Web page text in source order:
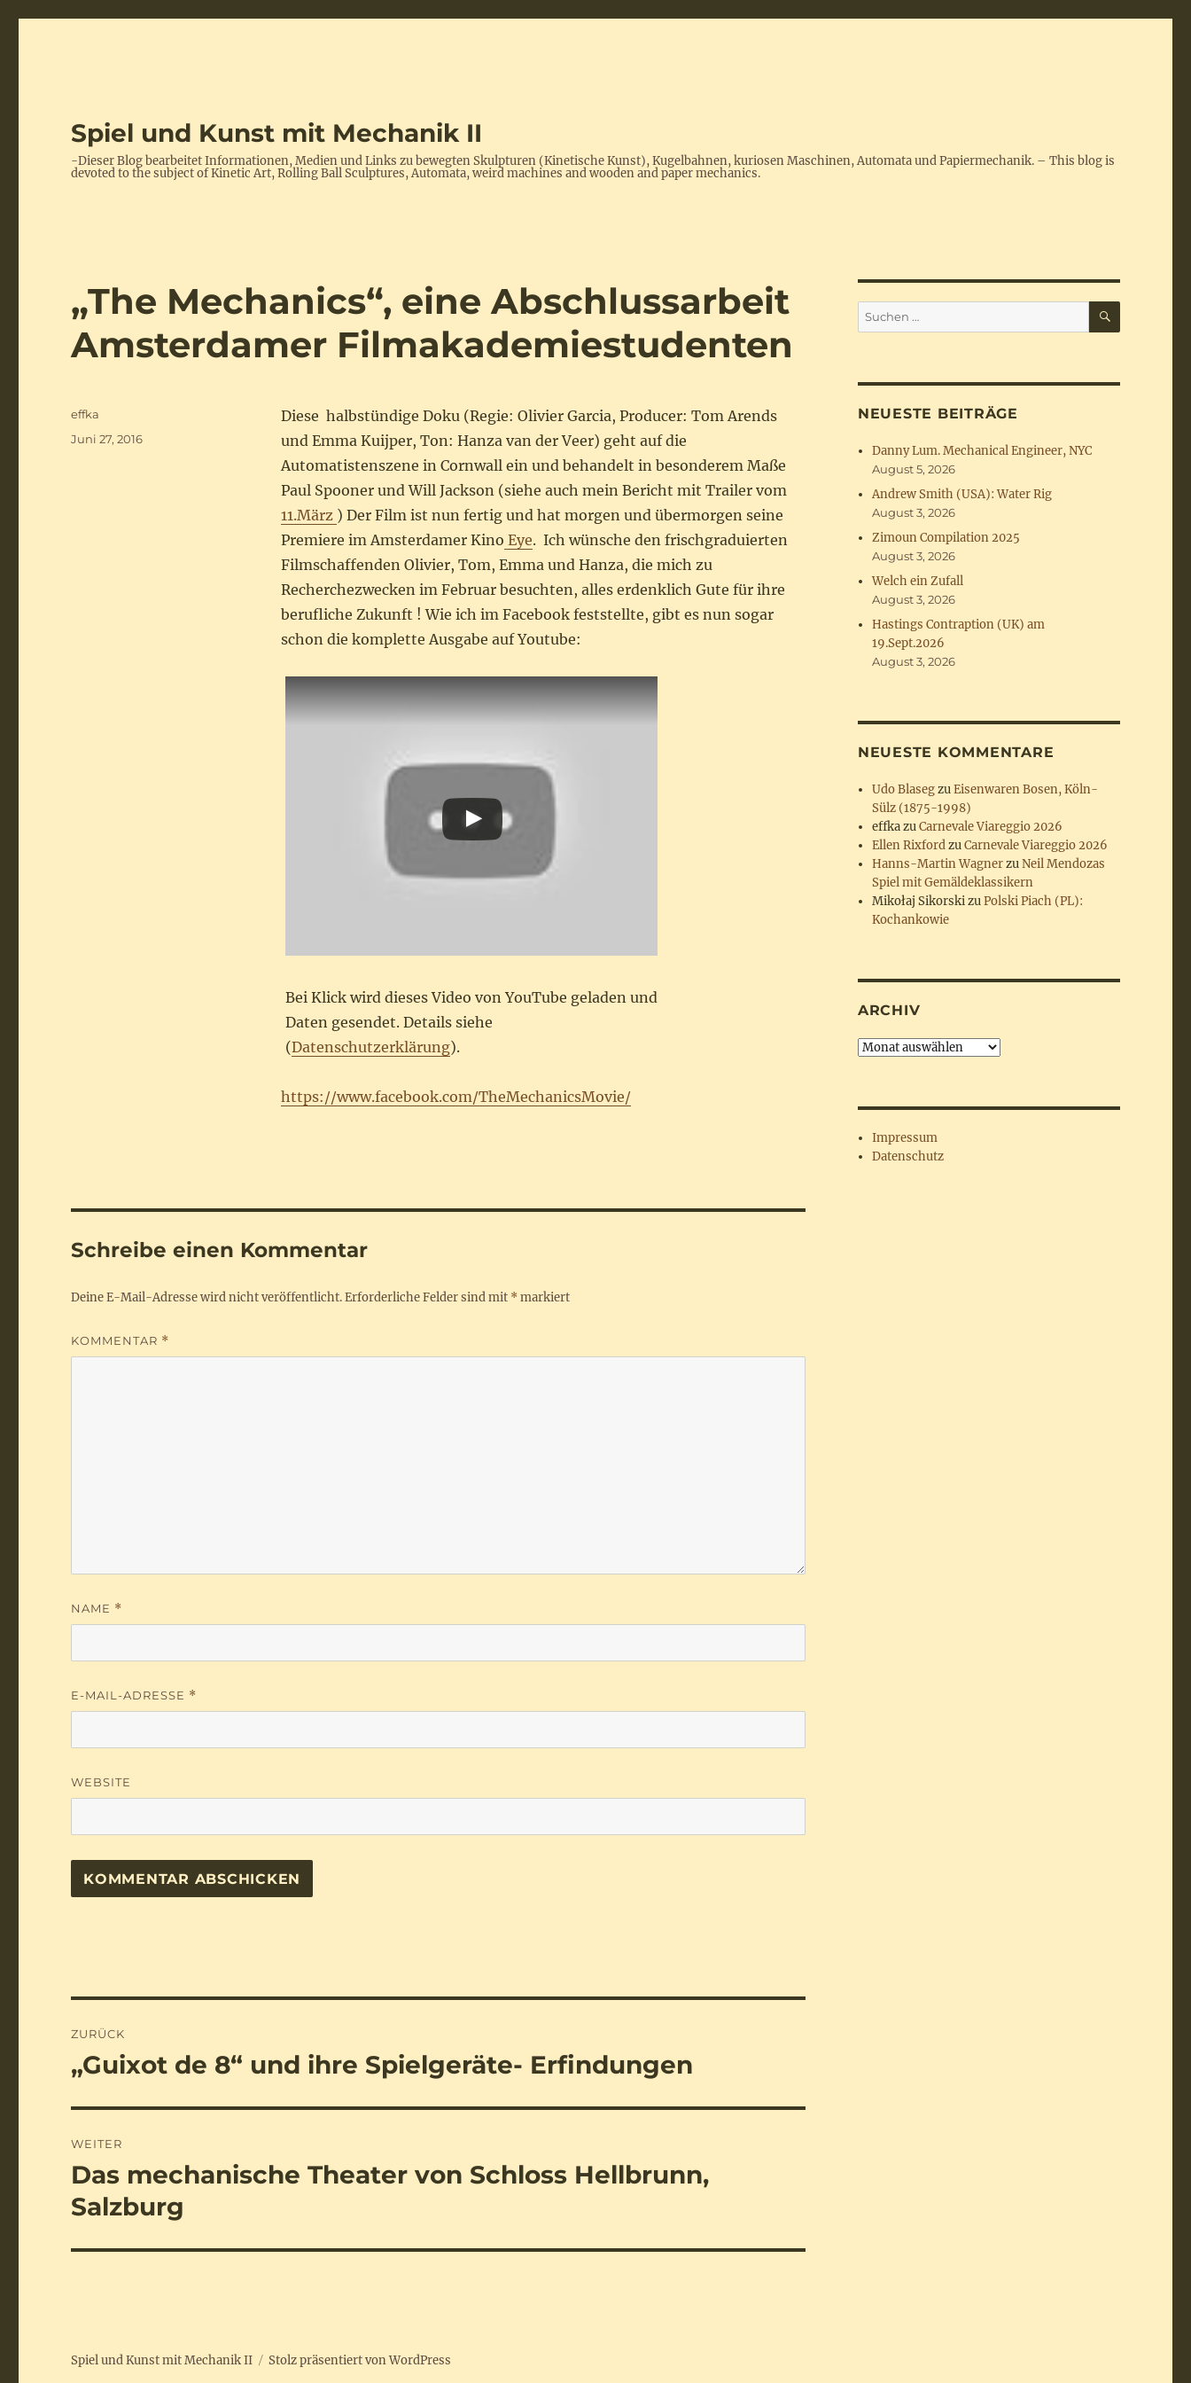
Spiel und Kunst mit Mechanik II
-Dieser Blog bearbeitet Informationen, Medien und Links zu bewegten Skulpturen (Kinetische Kunst), Kugelbahnen, kuriosen Maschinen, Automata und Papiermechanik. – This blog is
devoted to the subject of Kinetic Art, Rolling Ball Sculptures, Automata, weird machines and wooden and paper mechanics.
„The Mechanics“, eine Abschlussarbeit
Amsterdamer Filmakademiestudenten
Diese halbstündige Doku (Regie: Olivier Garcia, Producer: Tom Arends
und Emma Kuijper, Ton: Hanza van der Veer) geht auf die
Automatistenszene in Cornwall ein und behandelt in besonderem Maße
Paul Spooner und Will Jackson (siehe auch mein Bericht mit Trailer vom
11.März ) Der Film ist nun fertig und hat morgen und übermorgen seine
Premiere im Amsterdamer Kino Eye. Ich wünsche den frischgraduierten
Filmschaffenden Olivier, Tom, Emma und Hanza, die mich zu
Recherchezwecken im Februar besuchten, alles erdenklich Gute für ihre
berufliche Zukunft ! Wie ich im Facebook feststellte, gibt es nun sogar
schon die komplette Ausgabe auf Youtube:
Bei Klick wird dieses Video von YouTube geladen und
Daten gesendet. Details siehe
(Datenschutzerklärung).
https://www.facebook.com/TheMechanicsMovie/
Autor
effka
Veröffentlicht
Juni 27, 2016
Schreibe einen Kommentar
Deine E-Mail-Adresse wird nicht veröffentlicht.Erforderliche Felder sind mit * markiert
KOMMENTAR *
NAME *
E-MAIL-ADRESSE *
WEBSITE
ZURÜCK
Vorheriger
„Guixot de 8“ und ihre Spielgeräte- Erfindungen
WEITER
Nächster
Beitrag:
Das mechanische Theater von Schloss Hellbrunn,
Salzburg
Suchen
nach:
SUCHEN
NEUESTE BEITRÄGE
Danny Lum. Mechanical Engineer, NYC
August 5, 2026
Andrew Smith (USA): Water Rig
August 3, 2026
Zimoun Compilation 2025
August 3, 2026
Welch ein Zufall
August 3, 2026
Hastings Contraption (UK) am
19.Sept.2026
August 3, 2026
NEUESTE KOMMENTARE
Udo BlasegzuEisenwaren Bosen, Köln-
Sülz (1875-1998)
effkazuCarnevale Viareggio 2026
Ellen RixfordzuCarnevale Viareggio 2026
Hanns-Martin WagnerzuNeil Mendozas
Spiel mit Gemäldeklassikern
Mikołaj SikorskizuPolski Piach (PL):
Kochankowie
ARCHIV
Archiv
Impressum
Datenschutz
Spiel und Kunst mit Mechanik II Stolz präsentiert von WordPress